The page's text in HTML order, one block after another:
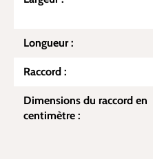
Longueur :
Raccord :
Dimensions du raccord en
centimètre :